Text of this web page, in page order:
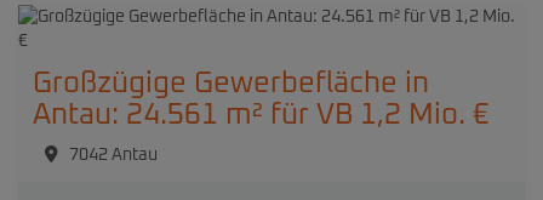
Großzügige Gewerbefläche in
Antau: 24.561 m² für VB 1,2 Mio. €
7042 Antau